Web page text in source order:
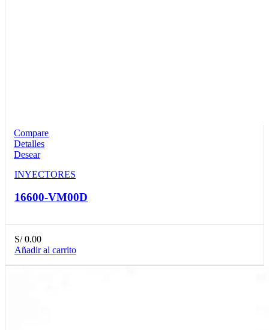
Compare
Detalles
Desear
INYECTORES
16600-VM00D
S/0.00
Añadir al carrito